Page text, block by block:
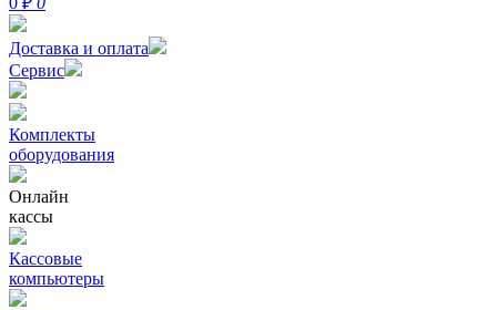
Доставка и оплата
Сервис
Комплекты
оборудования
Онлайн
кассы
Кассовые
компьютеры